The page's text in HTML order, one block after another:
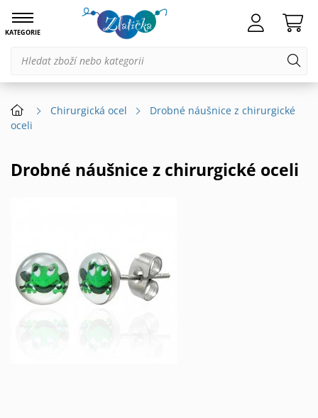
KATEGORIE
Chirurgická ocel
Drobné náušnice z chirurgické
oceli
Drobné náušnice z chirurgické oceli